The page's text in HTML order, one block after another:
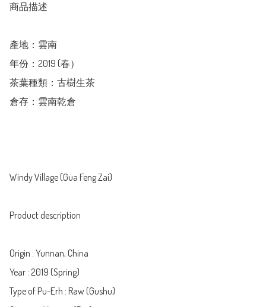
商品描述
產地：雲南
年份：2019 (春）
茶葉種類：古樹生茶
倉存：雲南乾倉
Windy Village (Gua Feng Zai)
Product description
Origin : Yunnan, China
Year : 2019 (Spring)
Type of Pu-Erh : Raw (Gushu)